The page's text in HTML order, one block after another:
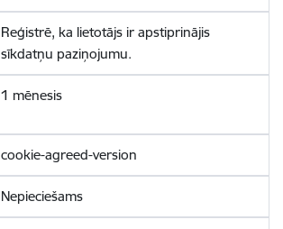
Reģistrē, ka lietotājs ir apstiprinājis
sīkdatņu paziņojumu.
1 mēnesis
cookie-agreed-version
Nepieciešams